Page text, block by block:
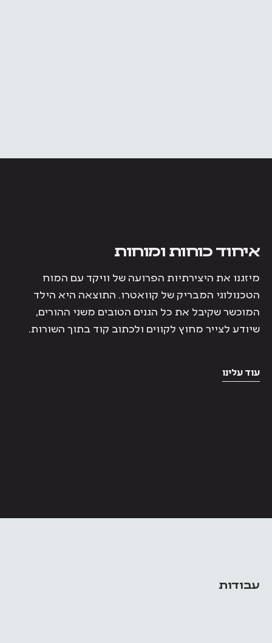
איחוד כוחות ומוחות
מיזגנו את היצירתיות הפרועה של וויקד עם המוח
הטכנולוגי המבריק של קוואטרו. התוצאה היא הילד
המוכשר שקיבל את כל הגנים הטובים משני ההורים,
שיודע לצייר מחוץ לקווים ולכתוב קוד בתוך השורות.
עוד עלינו
עבודות